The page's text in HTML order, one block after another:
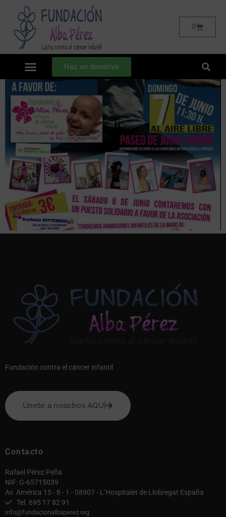
0
Haz un donativo
Fundación contra el cáncer infantil
Únete a nosotros AQUÍ
Contacto
Rafael Pérez Peña
NIF: G-65715039
Av. América 15 - 8 - 1 - 08907 - L’Hospitalet de Llobregat España
Tel. 695 17 82 91
info@fundacionalbaperez.org